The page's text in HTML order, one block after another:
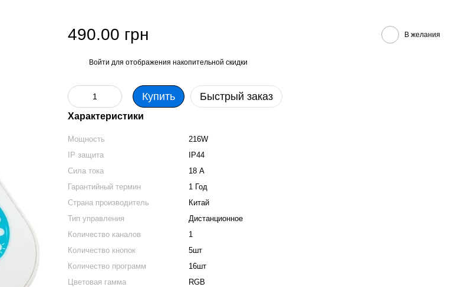
490.00 грн В желания
Войти для отображения накопительной скидки
Купить Быстрый заказ
Характеристики
Мощность
216W
IP защита
IP44
Сила тока
18 А
Гарантийный термин
1 Год
Страна производитель
Китай
Тип управления
Дистанционное
Количество каналов
1
Количество кнопок
5шт
Количество программ
16шт
Цветовая гамма
RGB